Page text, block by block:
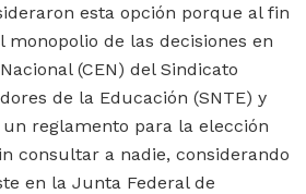
esta opción porque al fin
monopolio de las decisiones en
(CEN) del Sindicato
de la Educación (SNTE) y
reglamento para la elección
consultar a nadie, considerando
en la Junta Federal de